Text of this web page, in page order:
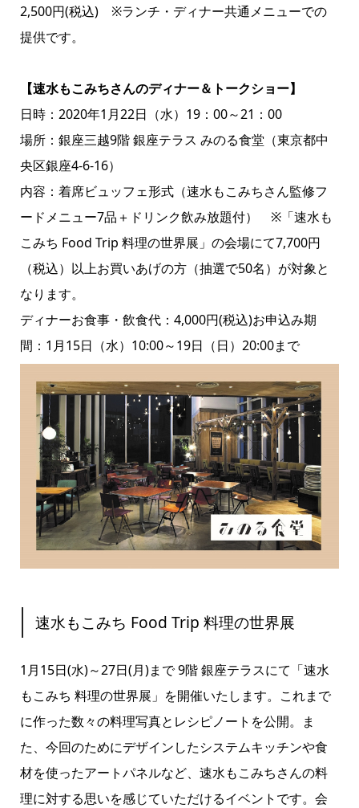
2,500円(税込) ※ランチ・ディナー共通メニューでの
提供です。
【速水もこみちさんのディナー＆トークショー】
日時：2020年1月22日（水）19：00～21：00
場所：銀座三越9階 銀座テラス みのる食堂（東京都中
央区銀座4-6-16）
内容：着席ビュッフェ形式（速水もこみちさん監修フ
ードメニュー7品＋ドリンク飲み放題付） ※「速水も
こみち Food Trip 料理の世界展」の会場にて7,700円
（税込）以上お買いあげの方（抽選で50名）が対象と
なります。
ディナーお食事・飲食代：4,000円(税込)お申込み期
間：1月15日（水）10:00～19日（日）20:00まで
速水もこみち Food Trip 料理の世界展
1月15日(水)～27日(月)まで 9階 銀座テラスにて「速水
もこみち 料理の世界展」を開催いたします。これまで
に作った数々の料理写真とレシピノートを公開。ま
た、今回のためにデザインしたシステムキッチンや食
材を使ったアートパネルなど、速水もこみちさんの料
理に対する思いを感じていただけるイベントです。会